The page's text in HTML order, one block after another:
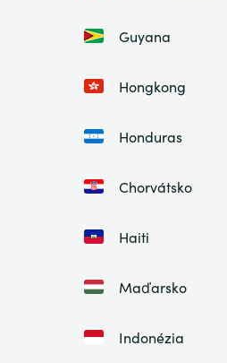
Guyana
Hongkong
Honduras
Chorvátsko
Haiti
Maďarsko
Indonézia